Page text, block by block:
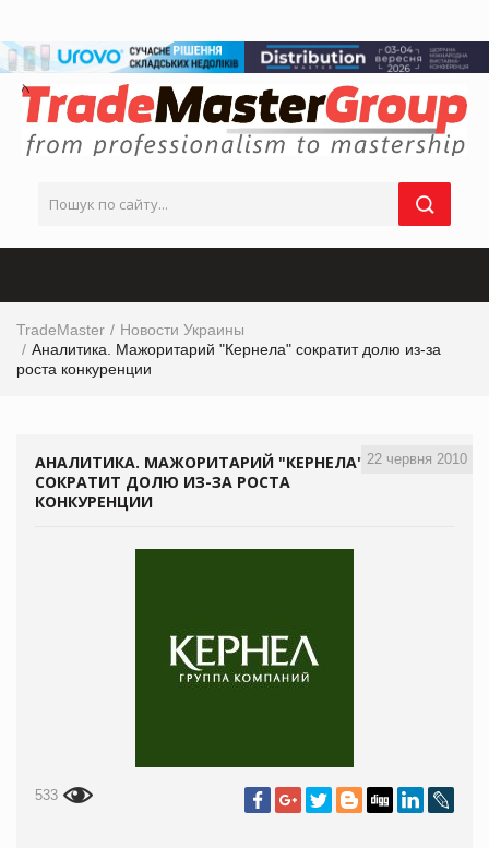
TradeMaster
Новости Украины
Аналитика. Мажоритарий "Кернела" сократит долю из-за
роста конкуренции
22 червня 2010
АНАЛИТИКА. МАЖОРИТАРИЙ "КЕРНЕЛА"
СОКРАТИТ ДОЛЮ ИЗ-ЗА РОСТА
КОНКУРЕНЦИИ
533